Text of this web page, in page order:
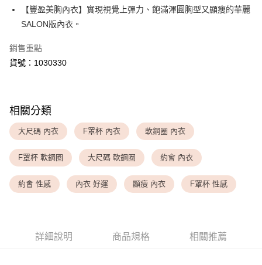
Apple Pay
全家取貨付款
每筆NT$80，滿NT$1,500(含以上)免運費
<無合作配送請勿選取>萊爾富取貨付款
<無合作配送請勿選取>付款後萊爾富取貨
每筆NT$9,999
付款後7-11取貨
【豐盈美胸內衣】實現視覺上彈力、飽滿渾圓胸型又顯瘦的華麗
SALON版內衣。
銷售重點
貨號：1030330
相關分類
大尺碼 內衣 F罩杯 內衣 軟鋼圈 內衣
F罩杯 軟鋼圈 大尺碼 軟鋼圈 約會 內衣
約會 性感 內衣 好運 顯瘦 內衣 F罩杯 性感
詳細說明 商品規格 相關推薦